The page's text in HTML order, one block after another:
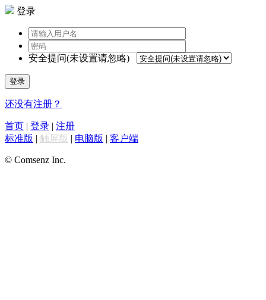
登录
安全提问(未设置请忽略)
登录
还没有注册？
首页 | 登录 | 注册
标准版 | 触屏版 | 电脑版 | 客户端
© Comsenz Inc.